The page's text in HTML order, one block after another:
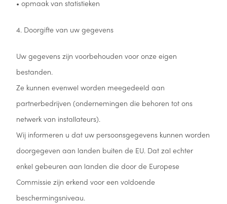
• opmaak van statistieken
4. Doorgifte van uw gegevens
Uw gegevens zijn voorbehouden voor onze eigen
bestanden.
Ze kunnen evenwel worden meegedeeld aan
partnerbedrijven (ondernemingen die behoren tot ons
netwerk van installateurs).
Wij informeren u dat uw persoonsgegevens kunnen worden
doorgegeven aan landen buiten de EU. Dat zal echter
enkel gebeuren aan landen die door de Europese
Commissie zijn erkend voor een voldoende
beschermingsniveau.